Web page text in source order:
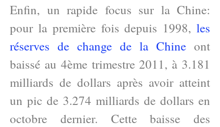
Enfin, un rapide focus sur la Chine:
pour la première fois depuis 1998, les
réserves de change de la Chine ont
baissé au 4ème trimestre 2011, à 3.181
milliards de dollars après avoir atteint
un pic de 3.274 milliards de dollars en
octobre dernier. Cette baisse des